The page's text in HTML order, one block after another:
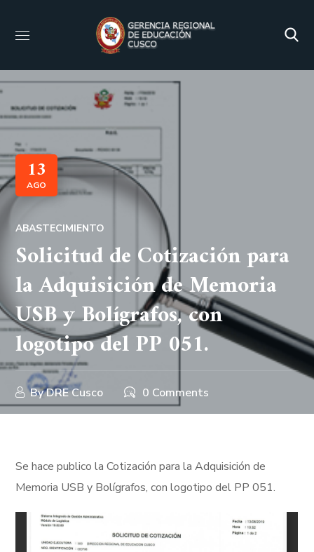
13
AGO
ABASTECIMIENTO
Solicitud de Cotización para
la Adquisición de Memoria
USB y Bolígrafos, con
logotipo del PP 051.
ByDRE Cusco 0 Comments
Se hace publico la Cotización para la Adquisición de
Memoria USB y Bolígrafos, con logotipo del PP 051.